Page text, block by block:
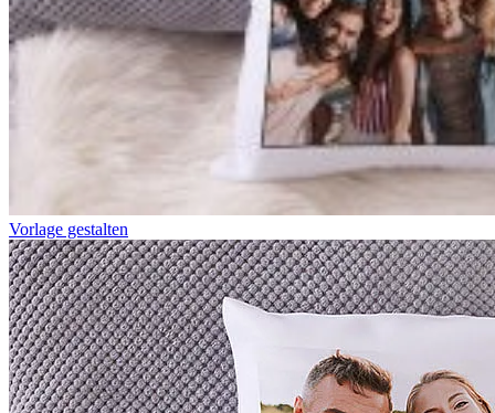
Vorlage gestalten